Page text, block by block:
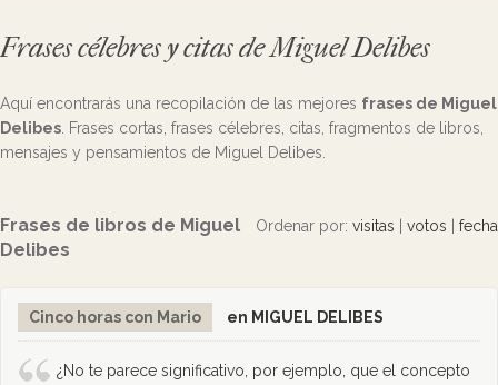
Frases célebres y citas de Miguel Delibes
Aquí encontrarás una recopilación de las mejores frases de Miguel
Delibes . Frases cortas, frases célebres, citas, fragmentos de libros,
mensajes y pensamientos de Miguel Delibes.
Ordenar por: visitas votos fecha
Frases de libros de Miguel
Delibes
Cinco horas con Mario en MIGUEL DELIBES
¿No te parece significativo, por ejemplo, que el concepto